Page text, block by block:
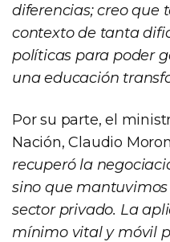
diferencias; creo que
contexto de tanta
políticas para poder
una educación
Por su parte, el
Nación, Claudio
recuperó la
sino que
sector privado. La
mínimo vital y móvil